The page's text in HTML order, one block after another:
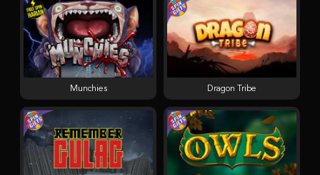
Munchies Dragon Tribe